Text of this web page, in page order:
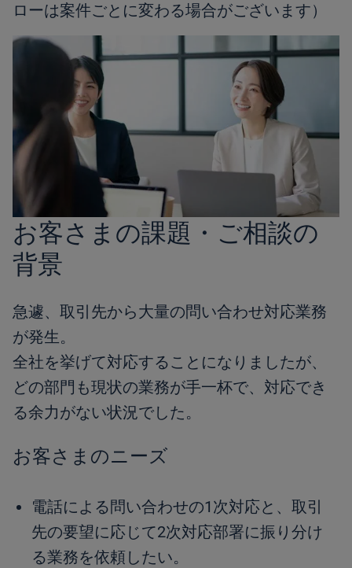
ローは案件ごとに変わる場合がございます）
お客さまの課題・ご相談の
背景
急遽、取引先から大量の問い合わせ対応業務
が発生。
全社を挙げて対応することになりましたが、
どの部門も現状の業務が手一杯で、対応でき
る余力がない状況でした。
お客さまのニーズ
電話による問い合わせの1次対応と、取引
先の要望に応じて2次対応部署に振り分け
る業務を依頼したい。